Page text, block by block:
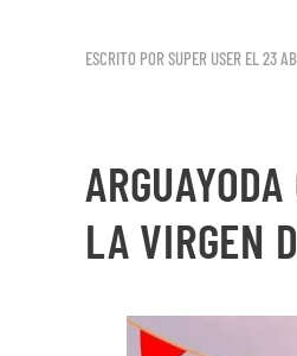
ESCRITO POR SUPER USER EL23
LA VIRGEN